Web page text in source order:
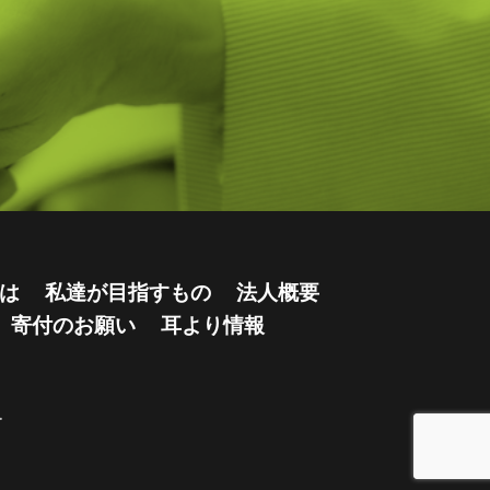
私達が目指すもの
法人概要
寄付のお願い
耳より情報